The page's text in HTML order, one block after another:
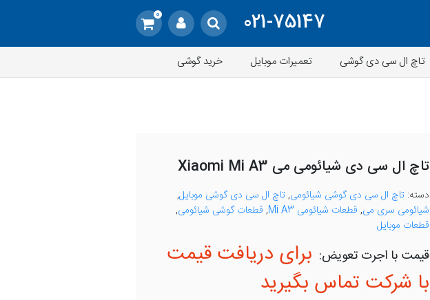
021-75147
0
تاچ ال سی دی گوشی تعمیرات موبایل خرید گوشی
تاچ ال سی دی شیائومی می Xiaomi Mi A3
دسته: تاچ ال سی دی گوشی شیائومی, تاچ ال سی دی گوشی موبایل,
شیائومی سری می, قطعات شیائومی Mi A3 , قطعات گوشی شیائومی,
قطعات موبایل
برای دریافت قیمت
با شرکت تماس بگیرید